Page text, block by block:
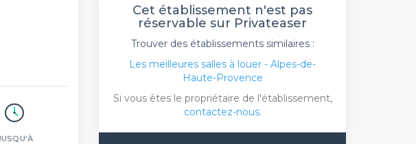
Cet établissement n'est pas
réservable sur Privateaser
Trouver des établissements similaires :
Les meilleures salles à louer - Alpes-de-
Haute-Provence
Si vous êtes le propriétaire de l'établissement,
contactez-nous.